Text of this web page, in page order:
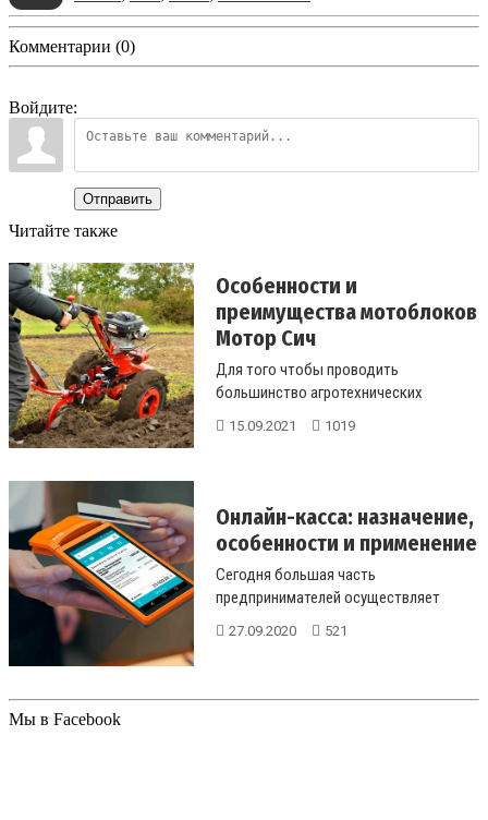
Комментарии (0)
Войдите:
Отправить
Читайте также
Особенности и
преимущества мотоблоков
Мотор Сич
Для того чтобы проводить
большинство агротехнических
мероприятий, необходимо
15.09.2021 1019
Онлайн-касса: назначение,
особенности и применение
Сегодня большая часть
предпринимателей осуществляет
торговлю в сети....
27.09.2020 521
Мы в Facebook